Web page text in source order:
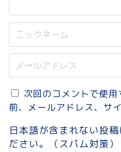
次回のコメントで使
前、メールアドレス、サ
日本語が含まれない投
ださい。（スパム対策）